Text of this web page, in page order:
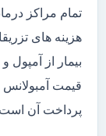
تمام مراکز
هزینه های
بیمار از آمپول
قیمت
پرداخت آن